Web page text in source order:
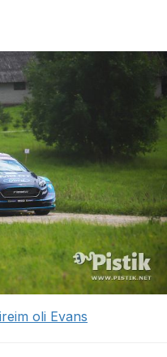
oli Evans